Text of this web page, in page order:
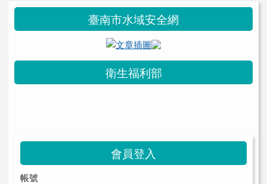
臺南市水域安全網
link to https://
衛生福利部
會員登入
帳號